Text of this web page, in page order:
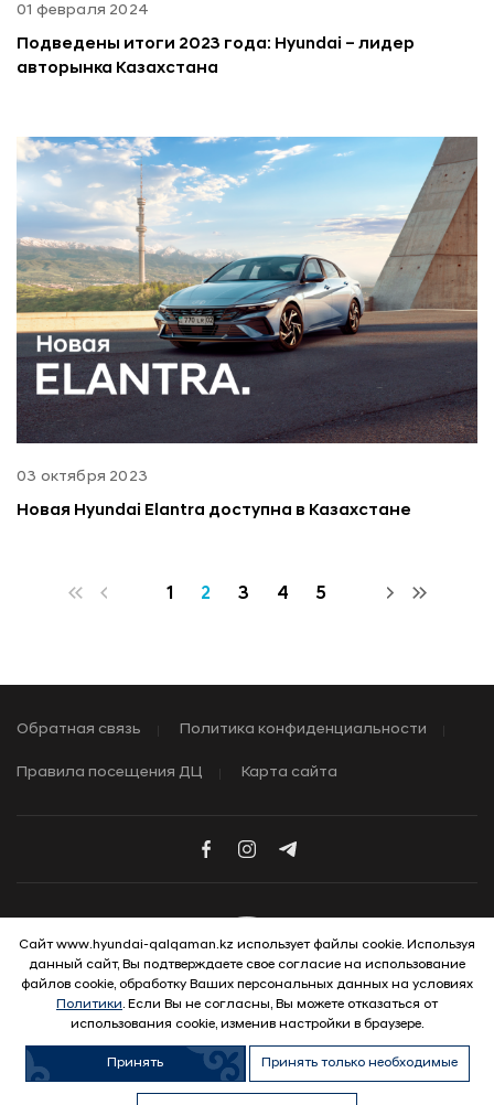
01 февраля 2024
Подведены итоги 2023 года: Hyundai – лидер
авторынка Казахстана
03 октября 2023
Новая Hyundai Elantra доступна в Казахстане
1 2 3 4 5
Обратная связь Политика конфиденциальности
Правила посещения ДЦ Карта сайта
© 2026 Hyundai Motor Company
Сайт www.hyundai-qalqaman.kz использует файлы cookie. Используя
данный сайт, Вы подтверждаете свое согласие на использование
файлов cookie, обработку Ваших персональных данных на условиях
Политики. Если Вы не согласны, Вы можете отказаться от
использования cookie, изменив настройки в браузере.
Принять Принять только необходимые